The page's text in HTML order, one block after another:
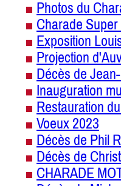
Photos du
Charade
Exposition
Projection
Décès de
Inauguration
Restauration
Voeux 2023
Décès de Phil
Décès de
CHARADE